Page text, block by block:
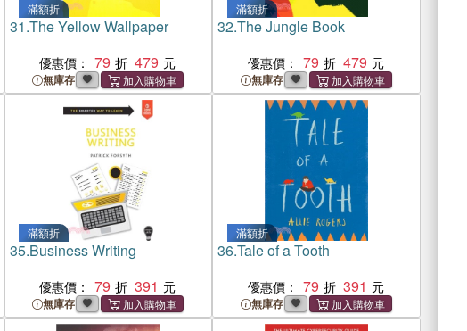
滿額折
31.The Yellow Wallpaper
優惠價： 79 479
無庫存
滿額折
32.The Jungle Book
優惠價： 79 479
無庫存
滿額折
35.Business Writing
優惠價： 79 391
無庫存
滿額折
36.Tale of a Tooth
優惠價： 79 391
無庫存